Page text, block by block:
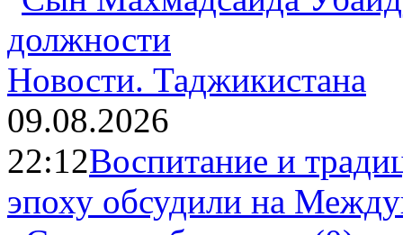
Новости. Таджикистана
09.08.2026
22:12Воспитание и
эпоху обсудили на